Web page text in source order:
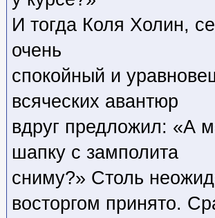
И тогда Коля Холин,
очень
спокойный и
всяческих авантюр
вдруг предложил: «А
шапку с замполита
сниму?» Столь
восторгом принято.